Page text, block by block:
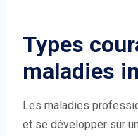
Types
maladies
Les maladies
et se développer sur